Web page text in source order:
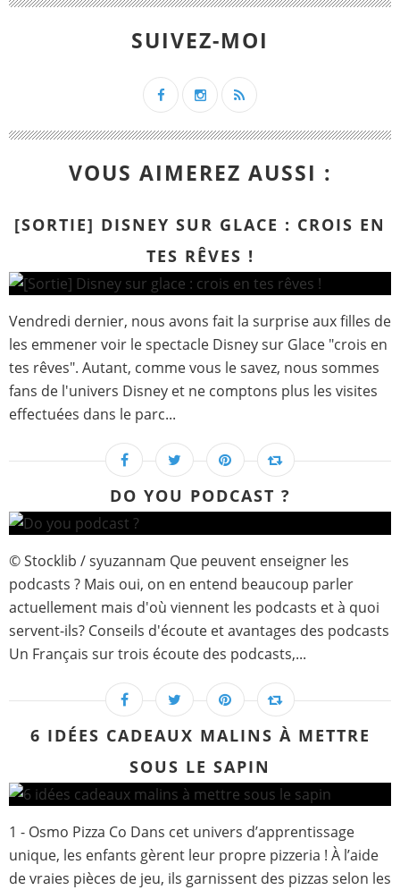
SUIVEZ-MOI
VOUS AIMEREZ AUSSI :
[SORTIE] DISNEY SUR GLACE : CROIS EN
TES RÊVES !
Vendredi dernier, nous avons fait la surprise aux filles de
les emmener voir le spectacle Disney sur Glace "crois en
tes rêves". Autant, comme vous le savez, nous sommes
fans de l'univers Disney et ne comptons plus les visites
effectuées dans le parc...
DO YOU PODCAST ?
© Stocklib / syuzannam Que peuvent enseigner les
podcasts ? Mais oui, on en entend beaucoup parler
actuellement mais d'où viennent les podcasts et à quoi
servent-ils? Conseils d'écoute et avantages des podcasts
Un Français sur trois écoute des podcasts,...
6 IDÉES CADEAUX MALINS À METTRE
SOUS LE SAPIN
1 - Osmo Pizza Co Dans cet univers d’apprentissage
unique, les enfants gèrent leur propre pizzeria ! À l’aide
de vraies pièces de jeu, ils garnissent des pizzas selon les